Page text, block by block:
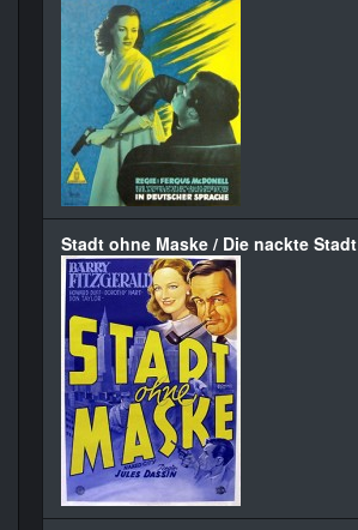
Stadt ohne Maske / Die nackte Stadt